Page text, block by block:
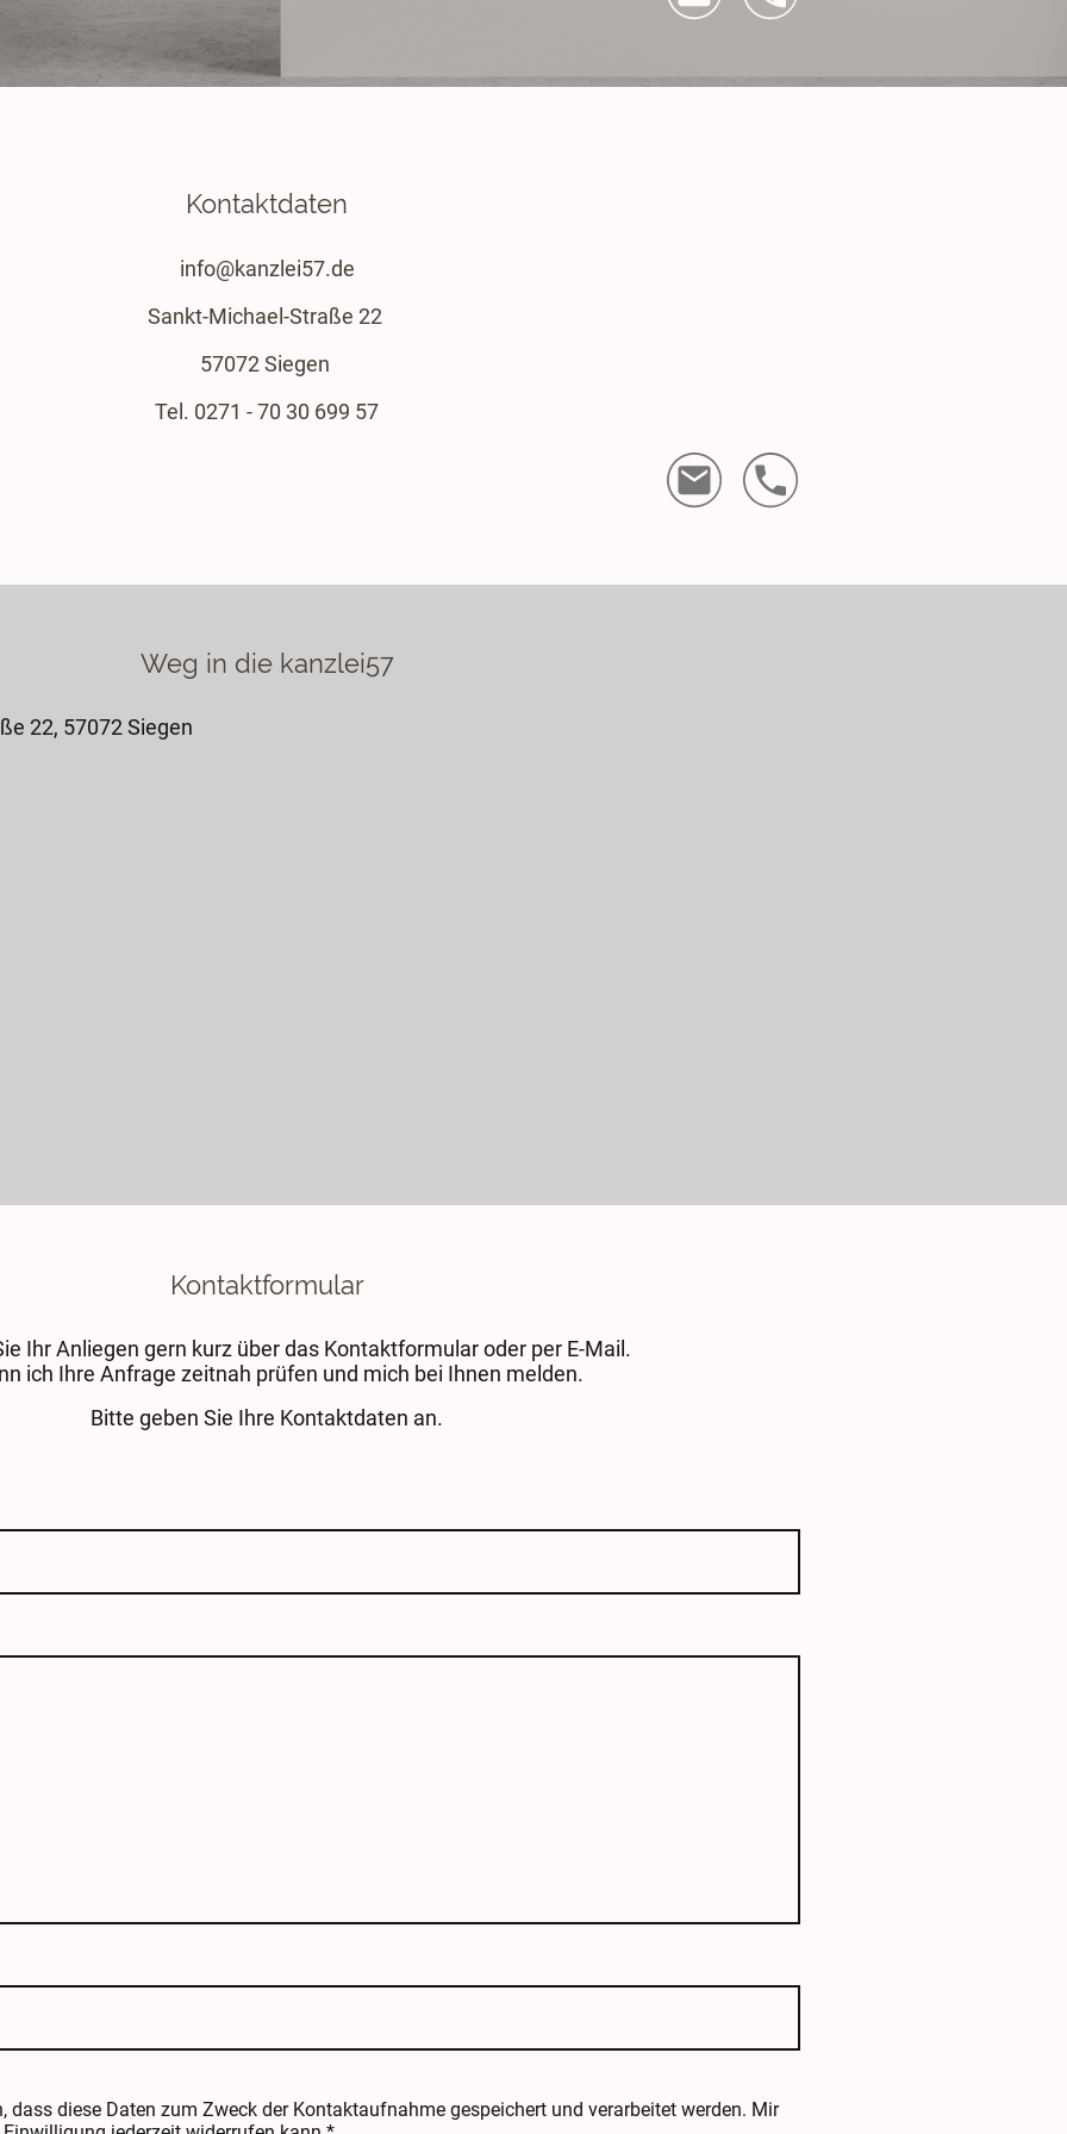
Kontaktdaten
info@kanzlei57.de
Sankt-Michael-Straße 22
57072 Siegen
Tel. 0271 - 70 30 699 57
Weg in die kanzlei57
22, 57072 Siegen
Kontaktformular
Ihr Anliegen gern kurz über das Kontaktformular oder per E-Mail.
ich Ihre Anfrage zeitnah prüfen und mich bei Ihnen melden.
Bitte geben Sie Ihre Kontaktdaten an.
dass diese Daten zum Zweck der Kontaktaufnahme gespeichert und verarbeitet werden. Mir